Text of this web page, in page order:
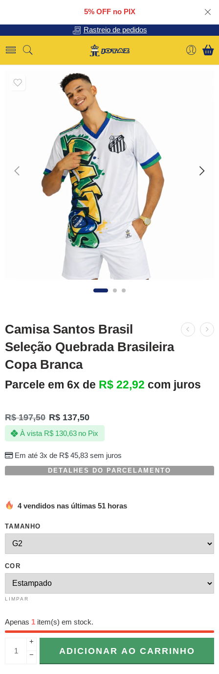
5% OFF no PIX
Rastreio de pedidos
Camisa Santos Brasil
Seleção Quebrada Brasileira
Copa Branca
Parcele em 6x de R$ 22,92 com juros
R$197,50 R$ 137,50
Em até 3x de R$45,83sem juros
À vista R$130,63 no Pix
DETALHES DO PARCELAMENTO
4 vendidos nas últimas 51 horas
TAMANHO
COR
LIMPAR
Apenas 1 item(s) em stock.
+
−
ADICIONAR AO CARRINHO